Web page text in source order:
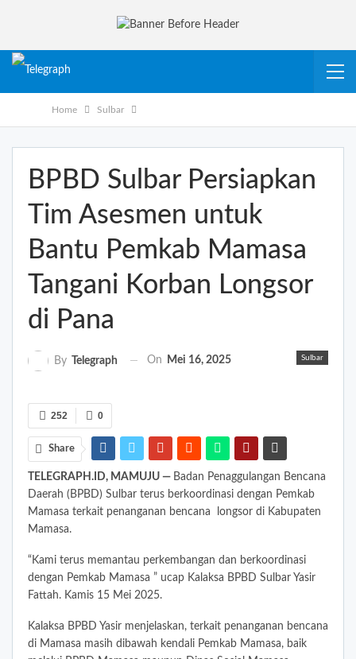
Home Sulbar
BPBD Sulbar Persiapkan
Tim Asesmen untuk
Bantu Pemkab Mamasa
Tangani Korban Longsor
di Pana
Sulbar
By Telegraph On Mei 16, 2025
0
252
Share
TELEGRAPH.ID, MAMUJU — Badan Penaggulangan Bencana
Daerah (BPBD) Sulbar terus berkoordinasi dengan Pemkab
Mamasa terkait penanganan bencana longsor di Kabupaten
Mamasa.
“Kami terus memantau perkembangan dan berkoordinasi
dengan Pemkab Mamasa ” ucap Kalaksa BPBD Sulbar Yasir
Fattah. Kamis 15 Mei 2025.
Kalaksa BPBD Yasir menjelaskan, terkait penanganan bencana
di Mamasa masih dibawah kendali Pemkab Mamasa, baik